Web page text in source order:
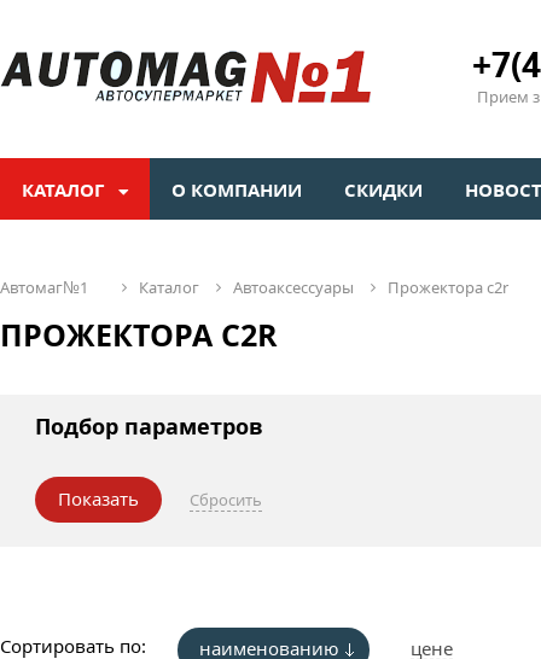
Прием
КАТАЛОГ О КОМПАНИИ СКИДКИ
автомаг№1 каталог автоаксессуары прожектора c2r
ПРОЖЕКТОРА C2R
Подбор параметров
Сортировать по: наименованию цене